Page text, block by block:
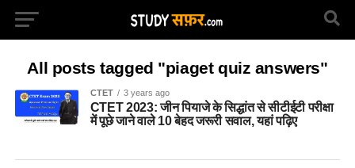
All posts tagged "piaget quiz answers"
CTET 3 years ago
CTET 2023: जीन पियाजे के सिद्धांत से सीटीईटी परीक्षा
में पूछे जाने वाले 10 बेहद जरूरी सवाल, यहां पढ़िए